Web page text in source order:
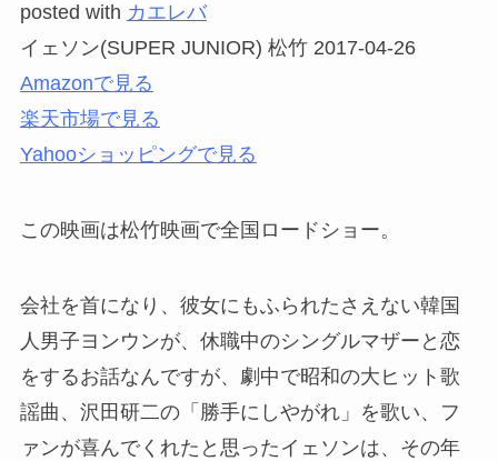
posted with カエレバ
イェソン(SUPER JUNIOR) 松竹 2017-04-26
Amazonで見る
楽天市場で見る
Yahooショッピングで見る
この映画は松竹映画で全国ロードショー。
会社を首になり、彼女にもふられたさえない韓国
人男子ヨンウンが、休職中のシングルマザーと恋
をするお話なんですが、劇中で昭和の大ヒット歌
謡曲、 沢田研二の「勝手にしやがれ」 を歌い、
フ
ァンが喜んでくれたと思ったイェソンは、その年